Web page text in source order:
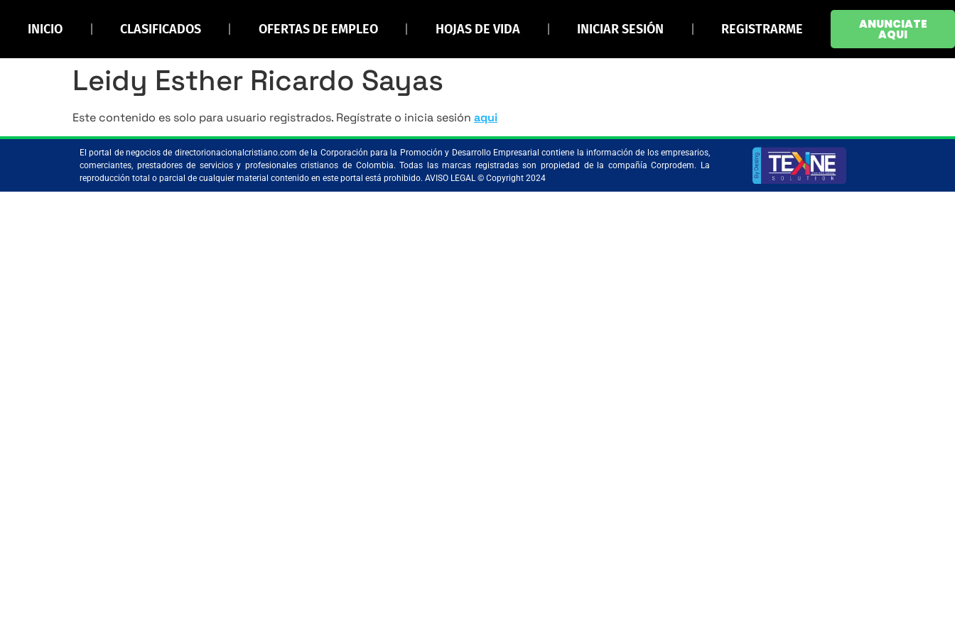
INICIO CLASIFICADOS OFERTAS DE EMPLEO HOJAS DE VIDA INICIAR SESIÓN REGISTRARME ANUNCIATE
AQUI
Leidy Esther Ricardo Sayas
Este contenido es solo para usuario registrados. Regístrate o inicia sesión aqui
El portal de negocios de directorionacionalcristiano.com de la Corporación para la Promoción y Desarrollo Empresarial contiene la información de los empresarios,
comerciantes, prestadores de servicios y profesionales cristianos de Colombia. Todas las marcas registradas son propiedad de la compañía Corprodem. La
reproducción total o parcial de cualquier material contenido en este portal está prohibido. AVISO LEGAL © Copyright 2024